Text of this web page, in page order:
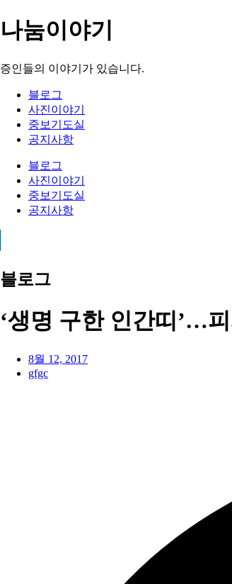
나눔이야기
증인들의 이야기가 있습니다.
블로그
사진이야기
중보기도실
공지사항
블로그
사진이야기
중보기도실
공지사항
블로그
‘생명 구한 인간띠’…
8월 12, 2017
gfgc